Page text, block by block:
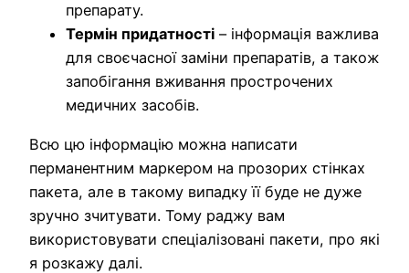
препарату.
Термін придатності – інформація важлива
для своєчасної заміни препаратів, а також
запобігання вживання прострочених
медичних засобів.
Всю цю інформацію можна написати
перманентним маркером на прозорих стінках
пакета, але в такому випадку її буде не дуже
зручно зчитувати. Тому раджу вам
використовувати спеціалізовані пакети, про які
я розкажу далі.